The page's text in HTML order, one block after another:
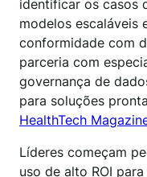
identificar os casos
modelos escaláveis
conformidade com
parceria com
governança de
para soluções
HealthTech
Líderes começam
uso de alto ROI